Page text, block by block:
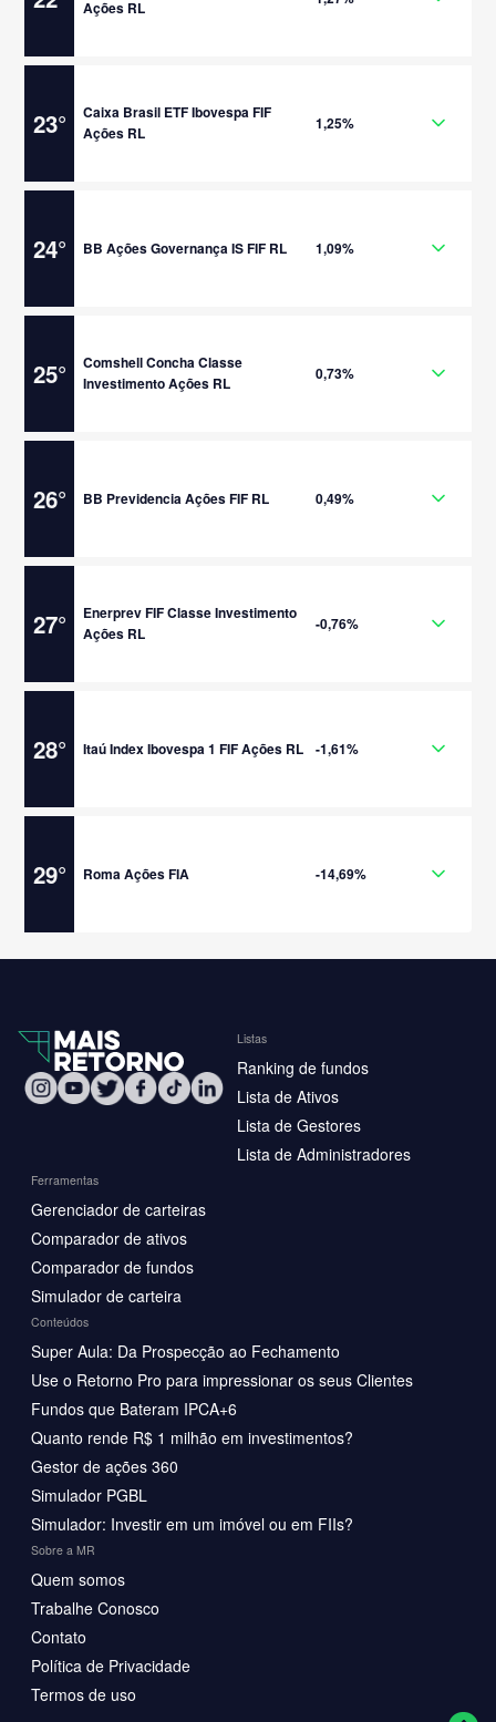
Ações RL
23°
Caixa Brasil ETF Ibovespa FIF
Ações RL
1,25%
24° BB Ações Governança IS FIF RL 1,09%
25°
Comshell Concha Classe
Investimento Ações RL
0,73%
26° BB Previdencia Ações FIF RL 0,49%
27°
Enerprev FIF Classe Investimento
Ações RL
-0,76%
28° Itaú Index Ibovespa 1 FIF Ações RL -1,61%
29° Roma Ações FIA -14,69%
Listas
Ranking de fundos
Lista de Ativos
Lista de Gestores
Lista de Administradores
Ferramentas
Gerenciador de carteiras
Comparador de ativos
Comparador de fundos
Simulador de carteira
Conteúdos
Super Aula: Da Prospecção ao Fechamento
Use o Retorno Pro para impressionar os seus Clientes
Fundos que Bateram IPCA+6
Quanto rende R$ 1 milhão em investimentos?
Gestor de ações 360
Simulador PGBL
Simulador: Investir em um imóvel ou em FIIs?
Sobre a MR
Quem somos
Trabalhe Conosco
Contato
Política de Privacidade
Termos de uso